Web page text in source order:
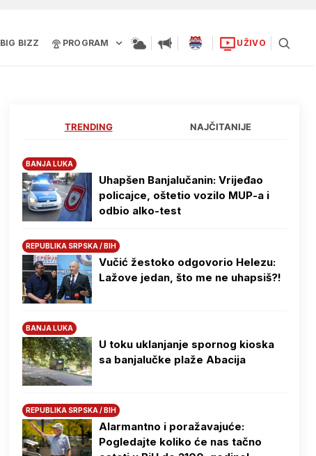
BIG BIZZ PROGRAM UŽIVO
TRENDING NAJČITANIJE
BANJA LUKA
Uhapšen Banjalučanin: Vrijeđao
policajce, oštetio vozilo MUP-a i
odbio alko-test
REPUBLIKA SRPSKA / BIH
Vučić žestoko odgovorio Helezu:
Lažove jedan, što me ne uhapsiš?!
BANJA LUKA
U toku uklanjanje spornog kioska
sa banjalučke plaže Abacija
REPUBLIKA SRPSKA / BIH
Alarmantno i poražavajuće:
Pogledajte koliko će nas tačno